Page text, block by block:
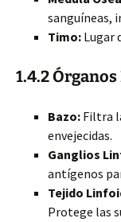
sanguíneas,
Timo: Lugar
1.4.2
Bazo: Filtra
envejecidas.
Ganglios
antígenos
Tejido
Protege las